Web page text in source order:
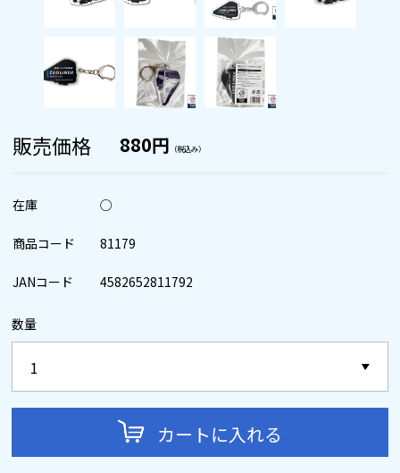
販売価格 880円 （税込み）
在庫 ○
商品コード 81179
JANコード 4582652811792
数量
カートに入れる